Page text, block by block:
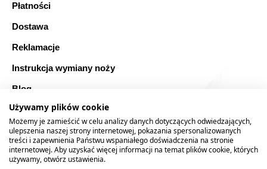
Płatności
Dostawa
Reklamacje
Instrukcja wymiany noży
Blog
FAQ
Bezpieczne zakupy
Mapa strony
Używamy plików cookie
Możemy je zamieścić w celu analizy danych dotyczących odwiedzających,
ulepszenia naszej strony internetowej, pokazania spersonalizowanych
treści i zapewnienia Państwu wspaniałego doświadczenia na stronie
internetowej. Aby uzyskać więcej informacji na temat plików cookie, których
używamy, otwórz ustawienia.